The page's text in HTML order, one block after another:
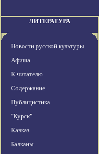
ЛИТЕРАТУРА
Новости русской культуры
Афиша
К читателю
Содержание
Публицистика
"Курск"
Кавказ
Балканы